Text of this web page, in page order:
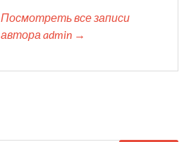
Посмотреть все записи
автора admin →